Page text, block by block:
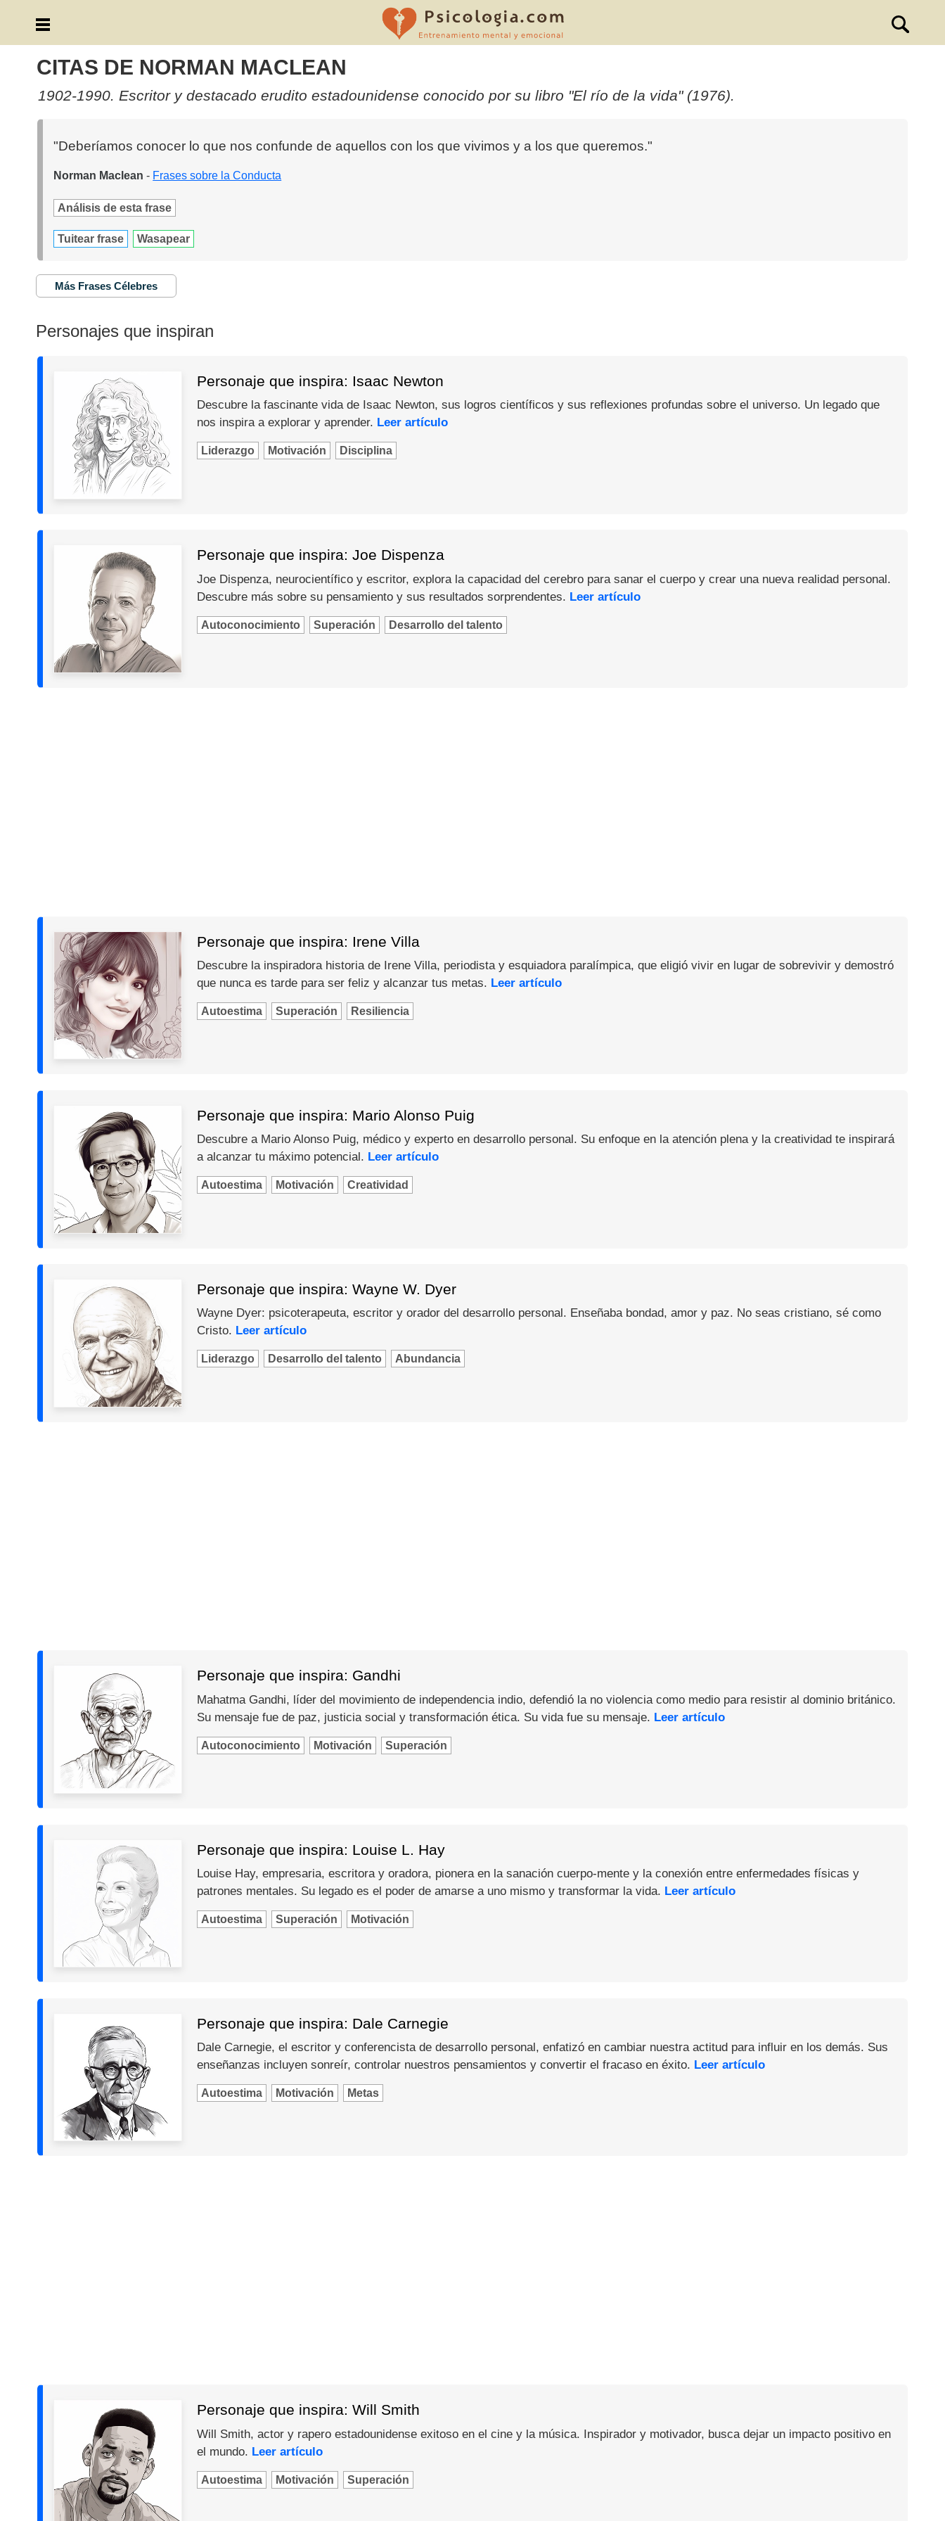
CITAS DE NORMAN MACLEAN
1902-1990. Escritor y destacado erudito estadounidense conocido por su libro "El río de la vida" (1976).
"Deberíamos conocer lo que nos confunde de aquellos con los que vivimos y a los que queremos."
Norman Maclean - Frases sobre la Conducta
Análisis de esta frase
Tuitear frase Wasapear
Más Frases Célebres
Personajes que inspiran
Personaje que inspira: Isaac Newton
Descubre la fascinante vida de Isaac Newton, sus logros científicos y sus reflexiones profundas sobre el universo. Un legado que
nos inspira a explorar y aprender. Leer artículo
Liderazgo Motivación Disciplina
Personaje que inspira: Joe Dispenza
Joe Dispenza, neurocientífico y escritor, explora la capacidad del cerebro para sanar el cuerpo y crear una nueva realidad personal.
Descubre más sobre su pensamiento y sus resultados sorprendentes. Leer artículo
Autoconocimiento Superación Desarrollo del talento
Personaje que inspira: Irene Villa
Descubre la inspiradora historia de Irene Villa, periodista y esquiadora paralímpica, que eligió vivir en lugar de sobrevivir y demostró
que nunca es tarde para ser feliz y alcanzar tus metas. Leer artículo
Autoestima Superación Resiliencia
Personaje que inspira: Mario Alonso Puig
Descubre a Mario Alonso Puig, médico y experto en desarrollo personal. Su enfoque en la atención plena y la creatividad te inspirará
a alcanzar tu máximo potencial. Leer artículo
Autoestima Motivación Creatividad
Personaje que inspira: Wayne W. Dyer
Wayne Dyer: psicoterapeuta, escritor y orador del desarrollo personal. Enseñaba bondad, amor y paz. No seas cristiano, sé como
Cristo. Leer artículo
Liderazgo Desarrollo del talento Abundancia
Personaje que inspira: Gandhi
Mahatma Gandhi, líder del movimiento de independencia indio, defendió la no violencia como medio para resistir al dominio británico.
Su mensaje fue de paz, justicia social y transformación ética. Su vida fue su mensaje. Leer artículo
Autoconocimiento Motivación Superación
Personaje que inspira: Louise L. Hay
Louise Hay, empresaria, escritora y oradora, pionera en la sanación cuerpo-mente y la conexión entre enfermedades físicas y
patrones mentales. Su legado es el poder de amarse a uno mismo y transformar la vida. Leer artículo
Autoestima Superación Motivación
Personaje que inspira: Dale Carnegie
Dale Carnegie, el escritor y conferencista de desarrollo personal, enfatizó en cambiar nuestra actitud para influir en los demás. Sus
enseñanzas incluyen sonreír, controlar nuestros pensamientos y convertir el fracaso en éxito. Leer artículo
Autoestima Motivación Metas
Personaje que inspira: Will Smith
Will Smith, actor y rapero estadounidense exitoso en el cine y la música. Inspirador y motivador, busca dejar un impacto positivo en
el mundo. Leer artículo
Autoestima Motivación Superación